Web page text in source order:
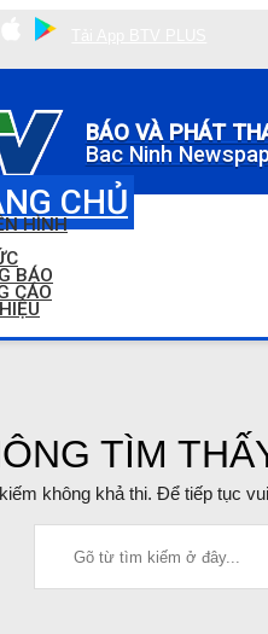
BÁO VÀ PHÁT
Bac Ninh
CHỦ
HÌNH
BÁO
CÁO
TÌM
không khả thi. Để tiếp tục